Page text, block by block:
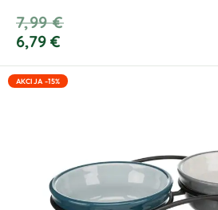
7,99€
6,79 €
AKCIJA -15%